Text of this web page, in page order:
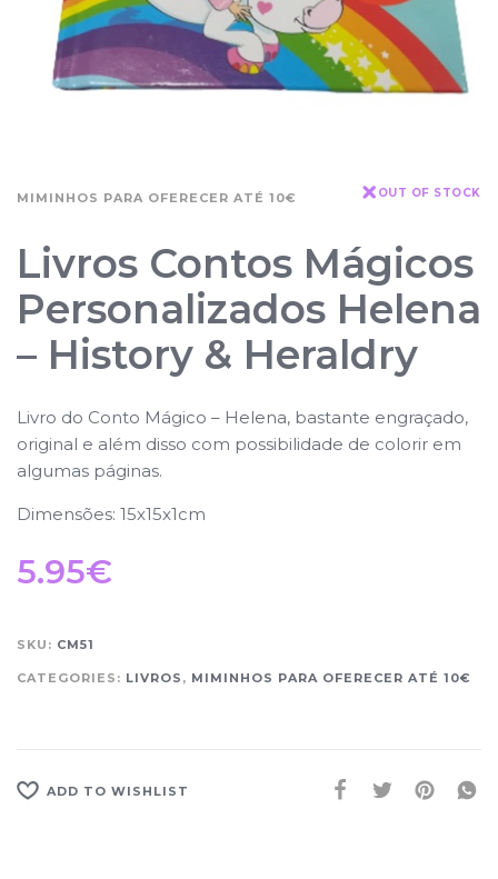
MIMINHOS PARA OFERECER ATÉ 10€ OUT OF STOCK
Livros Contos Mágicos
Personalizados Helena
– History & Heraldry
Livro do Conto Mágico – Helena, bastante engraçado,
original e além disso com possibilidade de colorir em
algumas páginas.
Dimensões: 15x15x1cm
5.95€
SKU: CM51
CATEGORIES: LIVROS , MIMINHOS PARA OFERECER ATÉ 10€
ADD TO WISHLIST